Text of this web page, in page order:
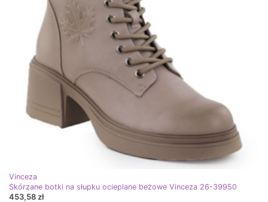
Vinceza
Skórzane botki na słupku ocieplane beżowe Vinceza 26-39950
453,58 zł